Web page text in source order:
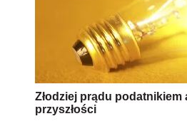
Złodziej prądu podatnikiem
przyszłości